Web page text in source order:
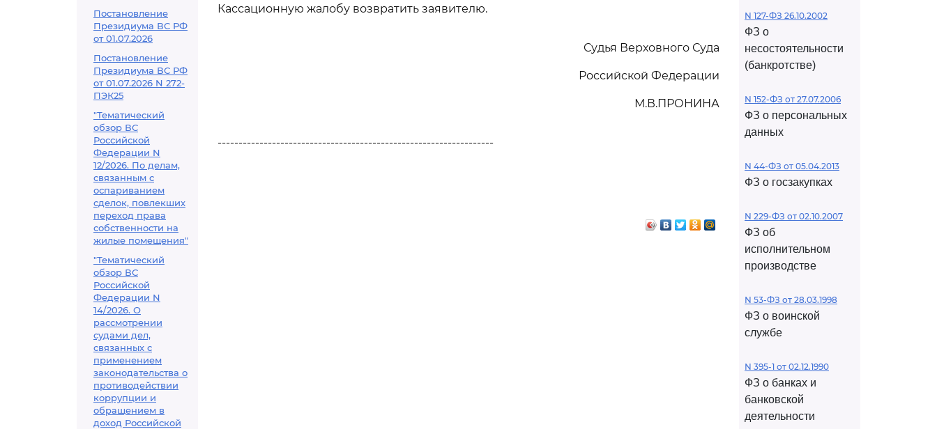
Постановление
Президиума ВС РФ
от 01.07.2026
Постановление
Президиума ВС РФ
от 01.07.2026 N 272-
ПЭК25
"Тематический
обзор ВС
Российской
Федерации N
12/2026. По делам,
связанным с
оспариванием
сделок, повлекших
переход права
собственности на
жилые помещения"
"Тематический
обзор ВС
Российской
Федерации N
14/2026. О
рассмотрении
судами дел,
связанных с
применением
законодательства о
противодействии
коррупции и
обращением в
доход Российской
Кассационную жалобу возвратить заявителю.
Судья Верховного Суда
Российской Федерации
М.В.ПРОНИНА
------------------------------------------------------------------
N 127-ФЗ 26.10.2002
ФЗ о
несостоятельности
(банкротстве)
N 152-ФЗ от 27.07.2006
ФЗ о персональных
данных
N 44-ФЗ от 05.04.2013
ФЗ о госзакупках
N 229-ФЗ от 02.10.2007
ФЗ об
исполнительном
производстве
N 53-ФЗ от 28.03.1998
ФЗ о воинской
службе
N 395-1 от 02.12.1990
ФЗ о банках и
банковской
деятельности